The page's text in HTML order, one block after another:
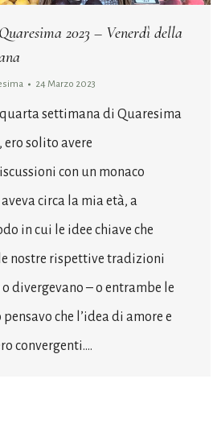
2023 – Venerdì della
24 Marzo 2023
settimana di Quaresima
ero solito avere
con un monaco
circa la mia età, a
in cui le idee chiave che
nostre rispettive tradizioni
divergevano – o entrambe le
pensavo che l’idea di amore e
convergenti.…